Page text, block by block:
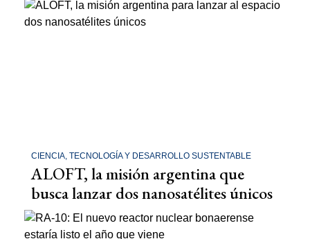
CIENCIA, TECNOLOGÍA Y DESARROLLO SUSTENTABLE
ALOFT, la misión argentina que
busca lanzar dos nanosatélites únicos